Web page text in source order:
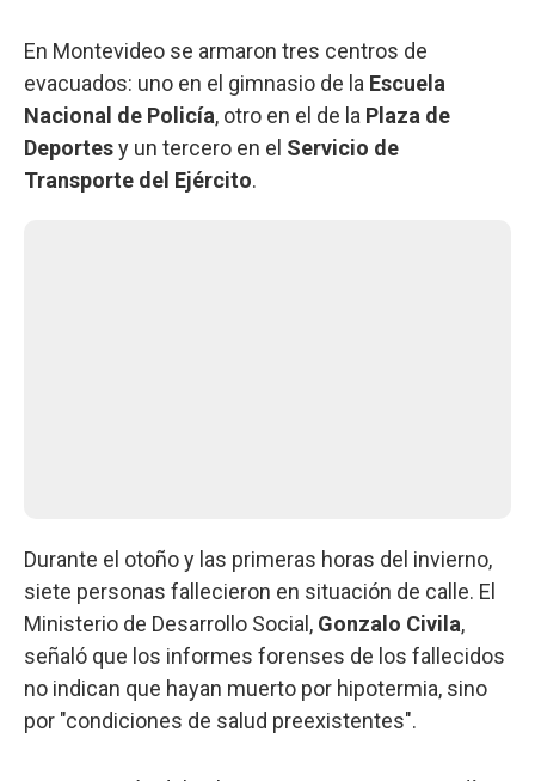
En Montevideo se armaron tres centros de
evacuados: uno en el gimnasio de la Escuela
Nacional de Policía, otro en el de la Plaza de
Deportesy un tercero en el Servicio de
Transporte del Ejército.
Durante el otoño y las primeras horas del invierno,
siete personas fallecieron en situación de calle. El
Ministerio de Desarrollo Social, Gonzalo Civila,
señaló que los informes forenses de los fallecidos
no indican que hayan muerto por hipotermia, sino
por "condiciones de salud preexistentes".